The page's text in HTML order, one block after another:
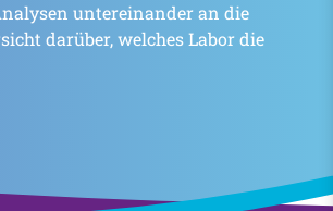
untereinander an die
darüber, welches Labor die